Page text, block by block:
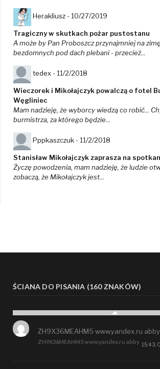
Herakliusz - 10/27/2019
Tragiczny w skutkach pożar pustostanu
A może by Pan Proboszcz przynajmniej na
bezdomnych pod dach plebani - przecież...
tedex - 11/2/2018
Wieczorek i Mikołajczyk powalczą o fotel
Węgliniec
Mam nadzieję, że wyborcy wiedzą co robić...
burmistrza, za którego będzie...
Pppkaszczuk - 11/2/2018
Stanisław Mikołajczyk zaprasza na
Życzę powodzenia, mam nadzieję, że ludzie
zobaczą, że Mikołajczyk jest...
ŚCIANA DO PISANIA (160 ZNAKÓW)
ZH9X36MEAHM5 www.yandex.ru abby
ZH9X36MEAHM5 www.yandex.ru abby
15:43,